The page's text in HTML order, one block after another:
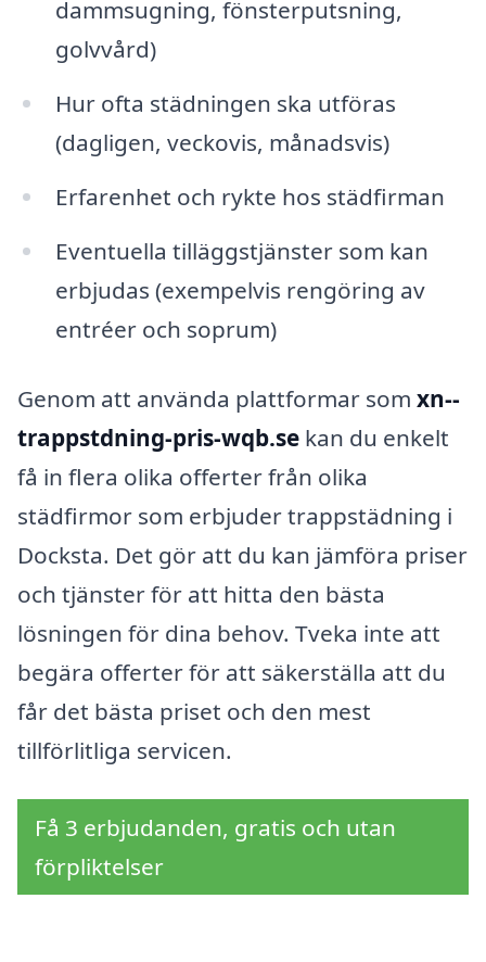
dammsugning, fönsterputsning,
golvvård)
Hur ofta städningen ska utföras
(dagligen, veckovis, månadsvis)
Erfarenhet och rykte hos städfirman
Eventuella tilläggstjänster som kan
erbjudas (exempelvis rengöring av
entréer och soprum)
Genom att använda plattformar som xn--
trappstdning-pris-wqb.se kan du enkelt
få in flera olika offerter från olika
städfirmor som erbjuder trappstädning i
Docksta. Det gör att du kan jämföra priser
och tjänster för att hitta den bästa
lösningen för dina behov. Tveka inte att
begära offerter för att säkerställa att du
får det bästa priset och den mest
tillförlitliga servicen.
Få 3 erbjudanden, gratis och utan
förpliktelser